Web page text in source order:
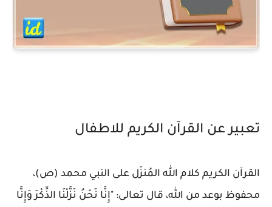
تعبير عن القرآن الكريم للاطفال
القرآن الكريم كلام الله المُنزَل على النبي محمد (ص)،
محفوظ بوعد من الله، قال تعالى: "إِنَّا نَحْنُ نَزَّلْنَا الذِّكْرَ وَإِنَّا